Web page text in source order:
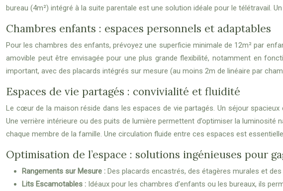
bureau (4m²) intégré à la suite parentale est une solution idéale pour le télétravail.
Chambres enfants : espaces personnels et adaptables
Pour les chambres des enfants, prévoyez une superficie minimale de 12m² par
amovible peut être envisagée pour une plus grande flexibilité, notamment en
important, avec des placards intégrés sur mesure (au moins 2m de linéaire par
Espaces de vie partagés : convivialité et fluidité
Le cœur de la maison réside dans les espaces de vie partagés. Un séjour
Une verrière intérieure ou des puits de lumière permettent d’optimiser la
chaque membre de la famille. Une circulation fluide entre ces espaces est
Optimisation de l’espace : solutions ingénieuses pour
Rangements sur Mesure : Des placards encastrés, des étagères murales et
Lits Escamotables : Idéaux pour les chambres d’enfants ou les bureaux, ils